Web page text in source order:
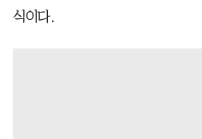
식이다.